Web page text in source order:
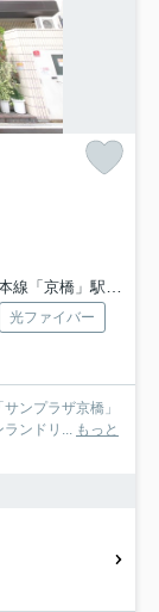
「京橋」駅 徒歩7分
光ファイバー
ンプラザ京橋」
ランドリ... もっと